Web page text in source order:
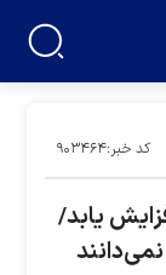
کد خبر:۹۰۳۴۶۴
یابد/